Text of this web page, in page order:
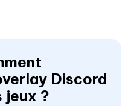
Discord
jeux ?